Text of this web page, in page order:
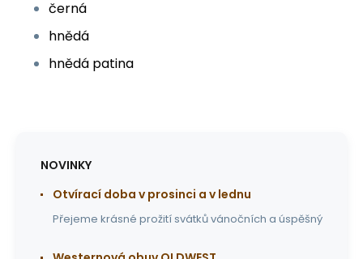
černá
hnědá
hnědá patina
NOVINKY
Otvírací doba v prosinci a v lednu
Přejeme krásné prožití svátků vánočních a úspěšný